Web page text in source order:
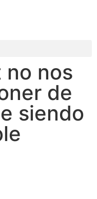
no nos
de
siendo